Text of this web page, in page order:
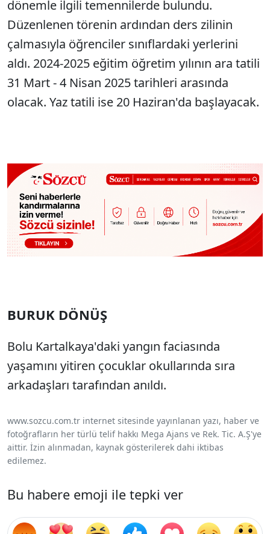
dönemle ilgili temennilerde bulundu.
Düzenlenen törenin ardından ders zilinin
çalmasıyla öğrenciler sınıflardaki yerlerini
aldı. 2024-2025 eğitim öğretim yılının ara tatili
31 Mart - 4 Nisan 2025 tarihleri arasında
olacak. Yaz tatili ise 20 Haziran'da başlayacak.
BURUK DÖNÜŞ
Bolu Kartalkaya'daki yangın faciasında
yaşamını yitiren çocuklar okullarında sıra
arkadaşları tarafından anıldı.
www.sozcu.com.tr internet sitesinde yayınlanan yazı, haber ve
fotoğrafların her türlü telif hakkı Mega Ajans ve Rek. Tic. A.Ş'ye
aittir. İzin alınmadan, kaynak gösterilerek dahi iktibas
edilemez.
Bu habere emoji ile tepki ver